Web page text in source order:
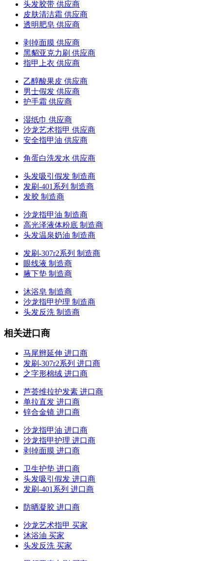
头发胶带 供应商
皮肤清洁霜 供应商
透明肥皂 供应商
剥掉面膜 供应商
黑貂亚克力刷 供应商
指甲上衣 供应商
乙醇酸果皮 供应商
男士假发 供应商
护手霜 供应商
湿纸巾 供应商
沙龙艺术指甲 供应商
安全指甲油 供应商
角蛋白洗发水 供应商
头发吸引假发 制造商
发刷-401系列 制造商
发胶 制造商
沙龙指甲油 制造商
高光泽液体粉底 制造商
头发温泉奶油 制造商
发刷-307r2系列 制造商
眼线液 制造商
腋下垫 制造商
沐浴皂 制造商
沙龙指甲护理 制造商
头发反洗 制造商
相关进口商
马尾辫延伸 进口商
发刷-307r2系列 进口商
之字形棉绒 进口商
芦荟维拉护发素 进口商
单拉直发 进口商
锌合金镜 进口商
沙龙指甲油 进口商
沙龙指甲护理 进口商
剥掉面膜 进口商
卫生护垫 进口商
头发吸引假发 进口商
发刷-401系列 进口商
防晒凝胶 进口商
沙龙艺术指甲 买家
沐浴油 买家
头发反洗 买家